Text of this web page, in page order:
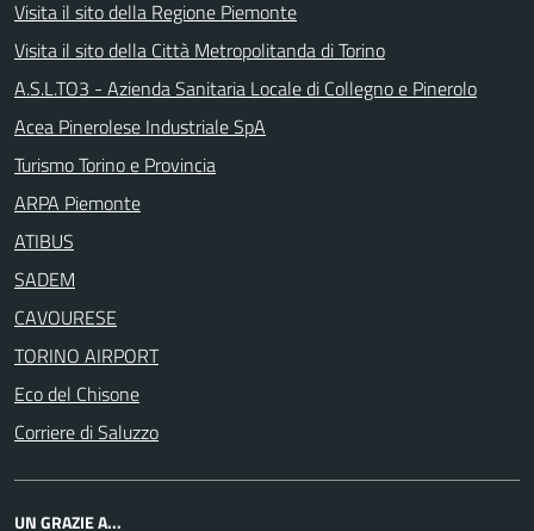
Visita il sito della Regione Piemonte
Visita il sito della Città Metropolitanda di Torino
A.S.L.TO3 - Azienda Sanitaria Locale di Collegno e Pinerolo
Acea Pinerolese Industriale SpA
Turismo Torino e Provincia
ARPA Piemonte
ATIBUS
SADEM
CAVOURESE
TORINO AIRPORT
Eco del Chisone
Corriere di Saluzzo
UN GRAZIE A...